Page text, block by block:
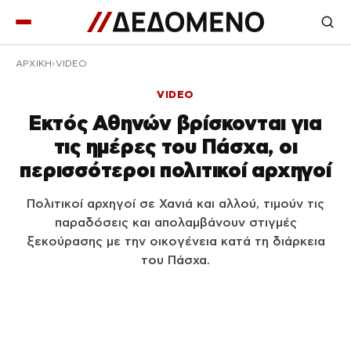
ΑΡΧΙΚΉ VIDEO
VIDEO
Εκτός Αθηνών βρίσκονται για
τις ημέρες του Πάσχα, οι
περισσότεροι πολιτικοί αρχηγοί
Πολιτικοί αρχηγοί σε Χανιά και αλλού, τιμούν τις
παραδόσεις και απολαμβάνουν στιγμές
ξεκούρασης με την οικογένεια κατά τη διάρκεια
του Πάσχα.